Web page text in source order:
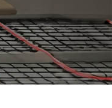
Español
Português
Polski